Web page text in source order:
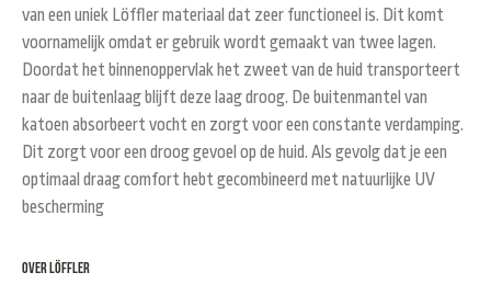
van een uniek Löffler materiaal dat zeer functioneel is. Dit komt
voornamelijk omdat er gebruik wordt gemaakt van twee lagen.
Doordat het binnenoppervlak het zweet van de huid transporteert
naar de buitenlaag blijft deze laag droog. De buitenmantel van
katoen absorbeert vocht en zorgt voor een constante verdamping.
Dit zorgt voor een droog gevoel op de huid. Als gevolg dat je een
optimaal draag comfort hebt gecombineerd met natuurlijke UV
bescherming
Over Löffler